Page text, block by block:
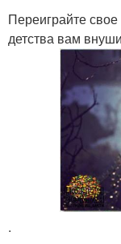
Переиграйте
детства вам
.